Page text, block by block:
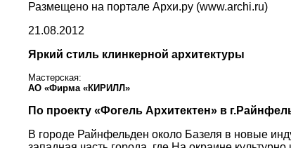
Размещено на портале Архи.ру (www.archi.ru)
21.08.2012
Яркий стиль клинкерной архитектуры
Мастерская:
АО «Фирма «КИРИЛЛ»
По проекту «Фогель Архитектен» в
В городе Райнфельден около Базеля в новые